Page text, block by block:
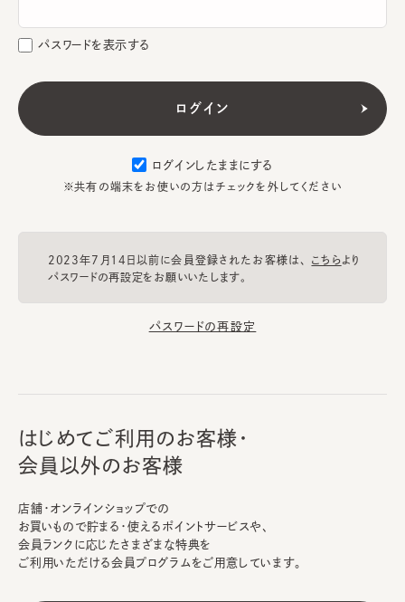
パスワードを表示する
ログインしたままにする
※共有の端末をお使いの方はチェックを外してください
2023年7月14日以前に会員登録されたお客様は、 こちらより
パスワードの再設定をお願いいたします。
パスワードの再設定
はじめてご利用のお客様・
会員以外のお客様
店舗・オンラインショップでの
お買いもので貯まる・使えるポイントサービスや、
会員ランクに応じたさまざまな特典を
ご利用いただける会員プログラムをご用意しています。